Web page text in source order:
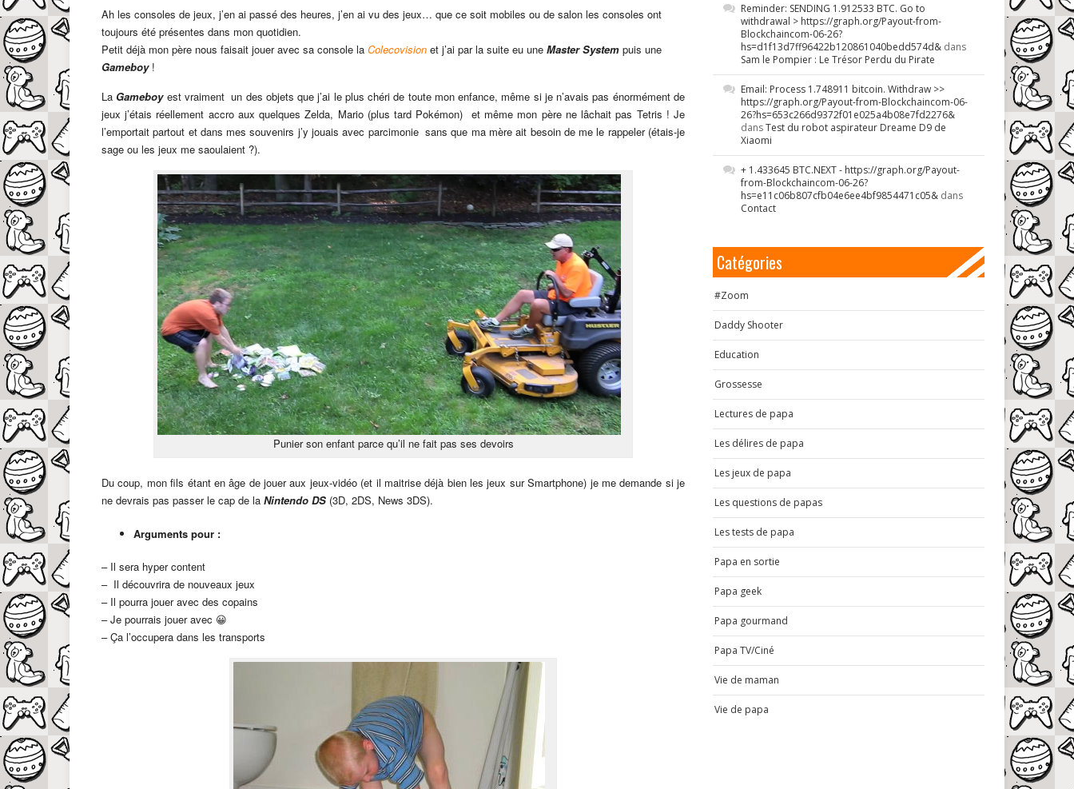
Ah les consoles de jeux, j’en ai passé des heures, j’en ai vu des jeux… que ce soit mobiles ou de salon les consoles ont
toujours été présentes dans mon quotidien.
Petit déjà mon père nous faisait jouer avec sa console la Colecovision et j’ai par la suite eu une Master System puis une
Gameboy!
La Gameboyest vraiment un des objets que j’ai le plus chéri de toute mon enfance, même si je n’avais pas énormément de
jeux j’étais réellement accro aux quelques Zelda, Mario (plus tard Pokémon) et même mon père ne lâchait pas Tetris ! Je
l’emportait partout et dans mes souvenirs j’y jouais avec parcimonie sans que ma mère ait besoin de me le rappeler (étais-je
sage ou les jeux me saoulaient ?).
Punier son enfant parce qu’il ne fait pas ses devoirs
Du coup, mon fils étant en âge de jouer aux jeux-vidéo (et il maitrise déjà bien les jeux sur Smartphone) je me demande si je
ne devrais pas passer le cap de la Nintendo DS (3D, 2DS, News 3DS).
Arguments pour :
– Il sera hyper content
– Il découvrira de nouveaux jeux
– Il pourra jouer avec des copains
– Je pourrais jouer avec 😀
– Ça l’occupera dans les transports
Reminder: SENDING 1.912533 BTC. Go to
withdrawal > https://graph.org/Payout-from-
Blockchaincom-06-26?
hs=d1f13d7ff96422b120861040bedd574d& dans
Sam le Pompier : Le Trésor Perdu du Pirate
Email: Process 1.748911 bitcoin. Withdraw >>
https://graph.org/Payout-from-Blockchaincom-06-
26?hs=653c266d9372f01e025a4b08e7fd2276&
dansTest du robot aspirateur Dreame D9 de
Xiaomi
+ 1.433645 BTC.NEXT - https://graph.org/Payout-
from-Blockchaincom-06-26?
hs=e11c06b807cfb04e6ee4bf9854471c05& dans
Contact
Catégories
#Zoom
Daddy Shooter
Education
Grossesse
Lectures de papa
Les délires de papa
Les jeux de papa
Les questions de papas
Les tests de papa
Papa en sortie
Papa geek
Papa gourmand
Papa TV/Ciné
Vie de maman
Vie de papa